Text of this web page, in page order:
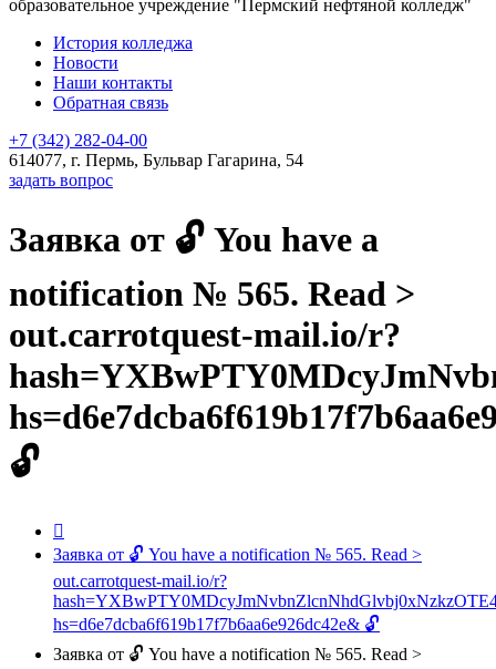
образовательное учреждение "Пермский нефтяной колледж"
История колледжа
Новости
Наши контакты
Обратная связь
+7 (342) 282-04-00
614077, г. Пермь, Бульвар Гагарина, 54
задать вопрос
Заявка от 🔓 You have a
notification № 565. Read >
out.carrotquest-mail.io/r?
🔓
Заявка от 🔓 You have a notification № 565. Read >
out.carrotquest-mail.io/r?
hs=d6e7dcba6f619b17f7b6aa6e926dc42e& 🔓
Заявка от 🔓 You have a notification № 565. Read >